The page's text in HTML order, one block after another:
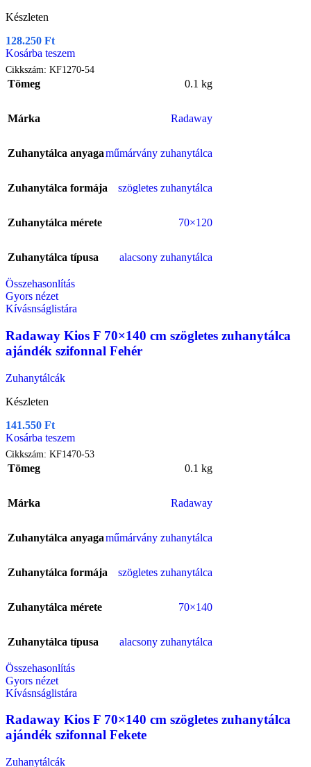
Készleten
128.250 Ft
Kosárba teszem
Cikkszám: KF1270-54
Tömeg 0.1 kg
Márka Radaway
Zuhanytálca anyagaműmárvány zuhanytálca
Zuhanytálca formája szögletes zuhanytálca
Zuhanytálca mérete 70×120
Zuhanytálca típusa alacsony zuhanytálca
Összehasonlítás
Gyors nézet
Kívásnságlistára
Radaway Kios F 70×140 cm szögletes zuhanytálca
ajándék szifonnal Fehér
Zuhanytálcák
Készleten
141.550 Ft
Kosárba teszem
Cikkszám: KF1470-53
Tömeg 0.1 kg
Márka Radaway
Zuhanytálca anyagaműmárvány zuhanytálca
Zuhanytálca formája szögletes zuhanytálca
Zuhanytálca mérete 70×140
Zuhanytálca típusa alacsony zuhanytálca
Összehasonlítás
Gyors nézet
Kívásnságlistára
Radaway Kios F 70×140 cm szögletes zuhanytálca
ajándék szifonnal Fekete
Zuhanytálcák